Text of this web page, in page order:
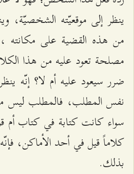
ينظر إلى موقعيّته
من هذه القضية على مكانته
مصلحة تعود عليه من هذا
ضرر سيعود عليه أم لا؟ إنّه
نفس المطلب، فالمطلب ليس
سواء كانت كتابة في كتاب أم
كلاماً قيل في أحد الأماكن،
بذلك.